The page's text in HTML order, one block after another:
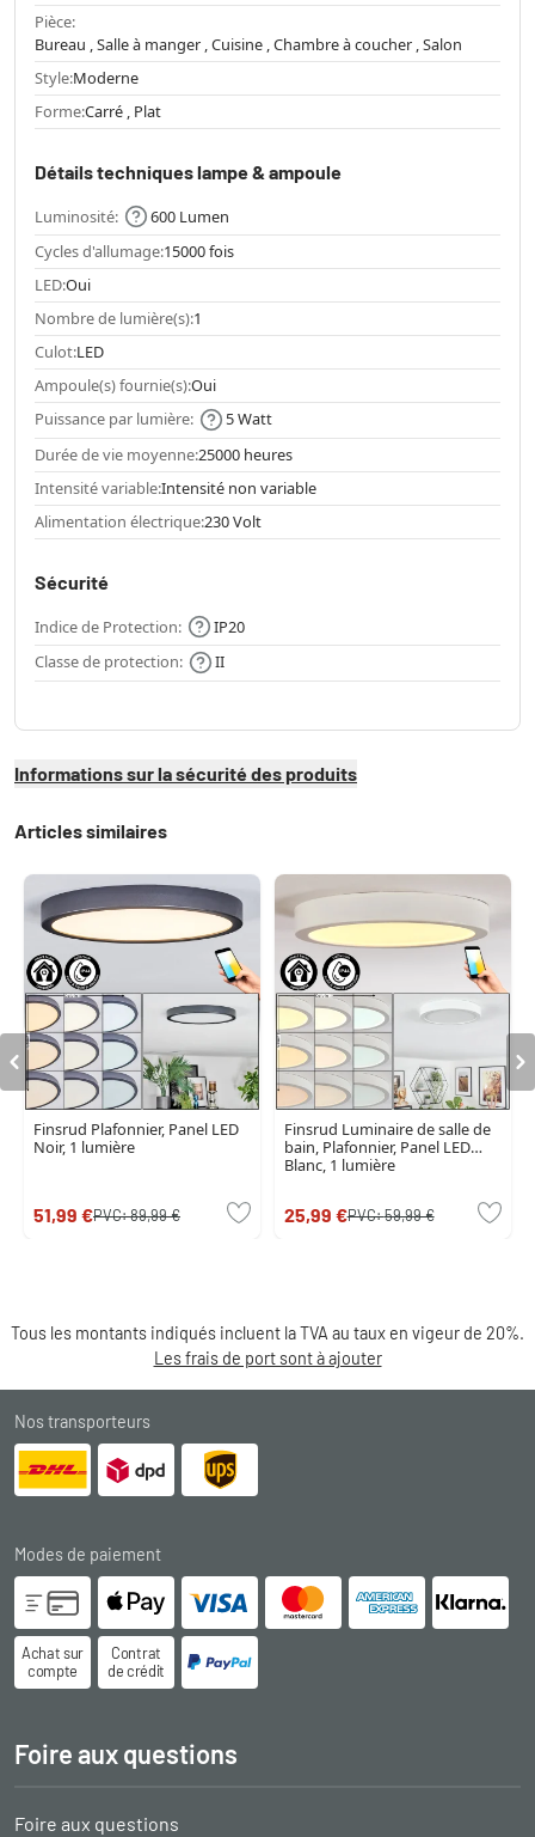
Pièce:
Bureau , Salle à manger , Cuisine , Chambre à coucher , Salon
Style:Moderne
Forme:Carré , Plat
Détails techniques lampe & ampoule
Luminosité:
600 Lumen
Cycles d'allumage:15000 fois
LED:Oui
Nombre de lumière(s):1
Culot:LED
Ampoule(s) fournie(s):Oui
Puissance par lumière:
5 Watt
Durée de vie moyenne:25000 heures
Intensité variable:Intensité non variable
Alimentation électrique:230 Volt
Sécurité
Indice de Protection:
IP20
Classe de protection:
II
Informations sur la sécurité des produits
Articles similaires
Finsrud Plafonnier, Panel LED
Noir, 1 lumière
51,99 €PVC:89,99 €
Finsrud Luminaire de salle de
bain, Plafonnier, Panel LED
Blanc, 1 lumière
25,99 €PVC:59,99 €
Tous les montants indiqués incluent la TVA au taux en vigeur de 20%.
Les frais de port sont à ajouter
Nos transporteurs
Modes de paiement
Achat sur
compte
Contrat
de crédit
Foire aux questions
Foire aux questions